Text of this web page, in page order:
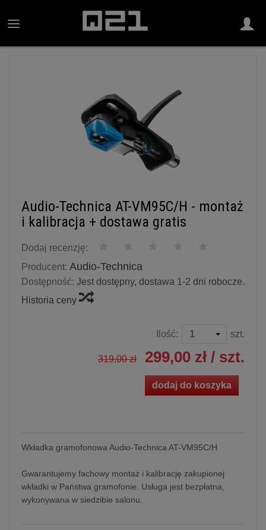
Audio-Technica AT-VM95C/H - montaż
i kalibracja + dostawa gratis
Dodaj recenzję:
Producent: Audio-Technica
Dostępność: Jest dostępny, dostawa 1-2 dni robocze.
Historia ceny
Ilość: szt.
319,00 zł 299,00 zł / szt.
dodaj do koszyka
Wkładka gramofonowa Audio-Technica AT-VM95C/H
Gwarantujemy fachowy montaż i kalibrację zakupionej
wkładki w Państwa gramofonie. Usługa jest bezpłatna,
wykonywana w siedzibie salonu.